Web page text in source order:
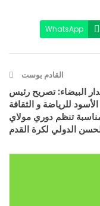
WhatsApp
القادم بوست
البيضاء: تصريح رئيس
للرياضة و الثقافة
تنظم دوري مولاي
الدولي لكرة القدم